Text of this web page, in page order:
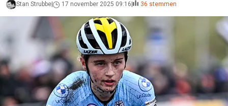
Stan Strubbe 17 november 2025 09:16 36 stemmen